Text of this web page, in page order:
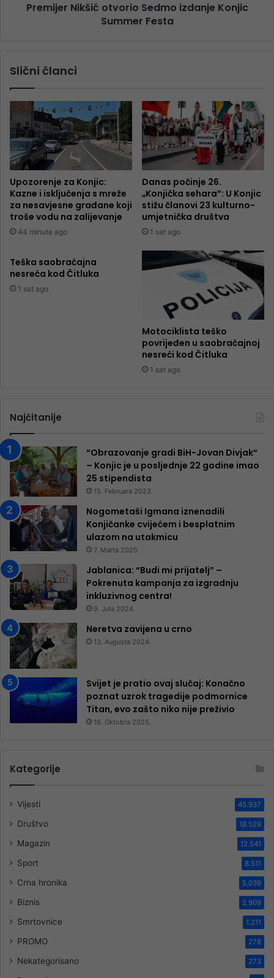
Premijer Nikšić otvorio Sedmo izdanje Konjic
Summer Festa
Slični članci
Upozorenje za Konjic:
Kazne i isključenja s mreže
za nesavjesne građane koji
troše vodu na zalijevanje
44 minute ago
Danas počinje 26.
„Konjička sehara”: U Konjic
stižu članovi 23 kulturno-
umjetnička društva
1 sat ago
Teška saobraćajna
nesreća kod Čitluka
1 sat ago
Motociklista teško
povrijeđen u saobraćajnoj
nesreći kod Čitluka
1 sat ago
Najčitanije
“Obrazovanje gradi BiH-Jovan Divjak“
– Konjic je u posljednje 22 godine imao
25 ​​stipendista
15. Februara 2023.
Nogometaši Igmana iznenadili
Konjičanke cvijećem i besplatnim
ulazom na utakmicu
7. Marta 2025.
Jablanica: “Budi mi prijatelj” –
Pokrenuta kampanja za izgradnju
inkluzivnog centra!
9. Jula 2024.
Neretva zavijena u crno
13. Augusta 2024.
Svijet je pratio ovaj slučaj: Konačno
poznat uzrok tragedije podmornice
Titan, evo zašto niko nije preživio
16. Oktobra 2025.
Kategorije
Vijesti 45.937
Društvo 18.529
Magazin 12.541
Sport 8.511
Crna hronika 5.039
Biznis 2.909
Smrtovnice 1.211
PROMO 278
Nekategorisano 273